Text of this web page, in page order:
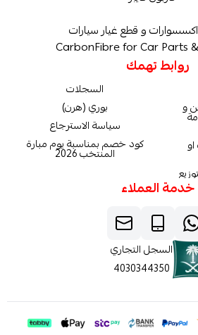
اكسسوارات و قطع غيار سيارات
CarbonFibre for Car Parts
روابط تهمك
و
السجلات
بوري (هرن)
سياسة الاسترجاع
كود خصم بمناسبة يوم مبارة
المنتخب 2026
خدمة العملاء
السجل التجاري
4030344350